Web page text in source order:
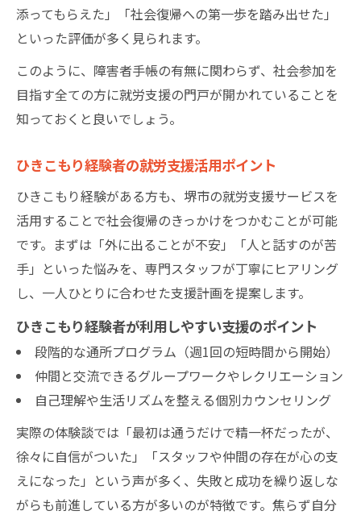
添ってもらえた」「社会復帰への第一歩を踏み出せた」
といった評価が多く見られます。
このように、障害者手帳の有無に関わらず、社会参加を
目指す全ての方に就労支援の門戸が開かれていることを
知っておくと良いでしょう。
ひきこもり経験者の就労支援活用ポイント
ひきこもり経験がある方も、堺市の就労支援サービスを
活用することで社会復帰のきっかけをつかむことが可能
です。まずは「外に出ることが不安」「人と話すのが苦
手」といった悩みを、専門スタッフが丁寧にヒアリング
し、一人ひとりに合わせた支援計画を提案します。
ひきこもり経験者が利用しやすい支援のポイント
段階的な通所プログラム（週1回の短時間から開始）
仲間と交流できるグループワークやレクリエーション
自己理解や生活リズムを整える個別カウンセリング
実際の体験談では「最初は通うだけで精一杯だったが、
徐々に自信がついた」「スタッフや仲間の存在が心の支
えになった」という声が多く、失敗と成功を繰り返しな
がらも前進している方が多いのが特徴です。焦らず自分